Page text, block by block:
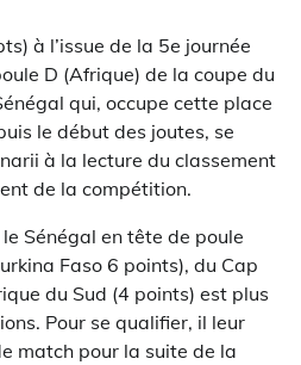
à l’issue de la 5e journée
D (Afrique) de la coupe du
qui, occupe cette place
le début des joutes, se
à la lecture du classement
de la compétition.
Sénégal en tête de poule
Faso 6 points), du Cap
du Sud (4 points) est plus
Pour se qualifier, il leur
match pour la suite de la